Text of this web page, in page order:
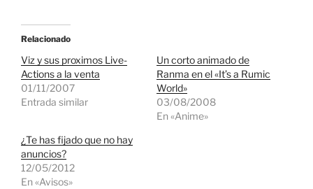
Relacionado
Viz y sus proximos Live-
Actions a la venta
01/11/2007
Entrada similar
Un corto animado de
Ranma en el «It’s a Rumic
World»
03/08/2008
En «Anime»
¿Te has fijado que no hay
anuncios?
12/05/2012
En «Avisos»